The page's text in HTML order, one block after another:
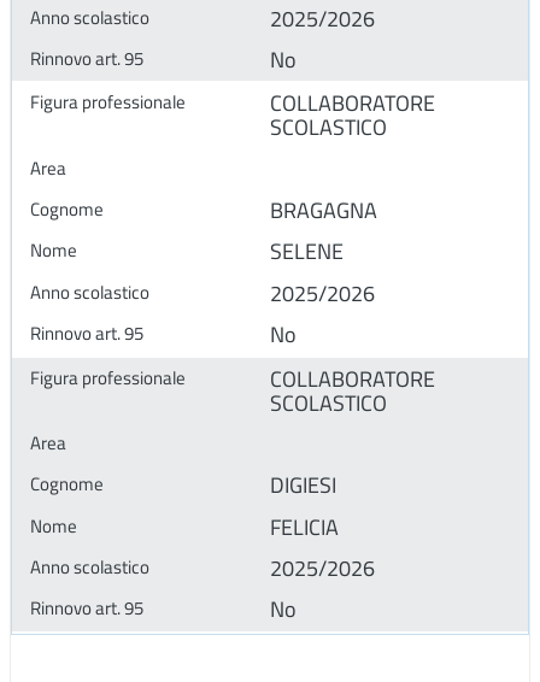
2025/2026
No
COLLABORATORE
SCOLASTICO
BRAGAGNA
SELENE
2025/2026
No
COLLABORATORE
SCOLASTICO
DIGIESI
FELICIA
2025/2026
No